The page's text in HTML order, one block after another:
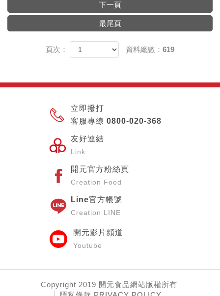
下一頁
最尾頁
頁次： 資料總數：619
立即撥打
客服專線 0800-020-368
友好連結
Link
開元官方粉絲頁
Creation Food
Line官方帳號
Creation LINE
開元影片頻道
Youtube
Copyright 2019 開元食品網站版權所有